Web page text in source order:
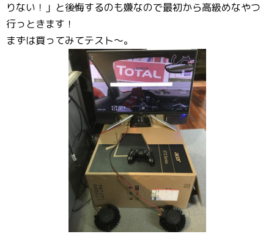
りない！」と後悔するのも嫌なので最初から高級めなやつ
行っときます！
まずは買ってみてテスト〜。